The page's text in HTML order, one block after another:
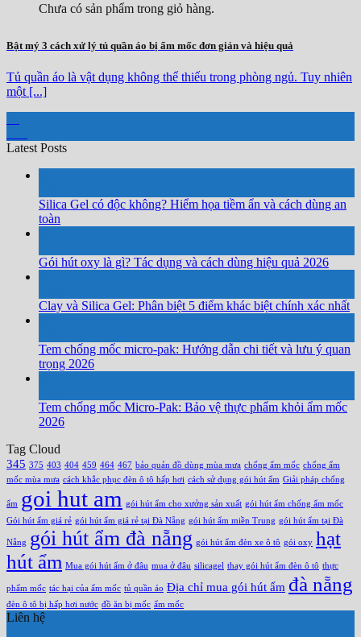
Chưa có sản phẩm trong giỏ hàng.
Bật mý 3 cách xử lý tủ quần áo bị ẩm mốc đơn giản và hiệu quả
Tủ quần áo là vật dụng không thể thiếu trong phòng ngủ. Tuy nhiên
một [...]
Latest Posts
Silica Gel có độc không? Hiểm họa tiềm ẩn và cách dùng an
toàn
Gói hút oxy là gì? Tác dụng và cách dùng hiệu quả 2026
Clay và Silica Gel: Phân biệt 5 điểm khác biệt chính xác nhất
Tem chống mốc micro-pak: Hướng dẫn chi tiết và lưu ý quan
trọng 2026
Tem chống mốc Micro-Pak: Bảo vệ thực phẩm khỏi ẩm mốc
2026
Tag Cloud
345 375 403 404 459 464 467 bảo quản đồ dùng mùa mưa chống ẩm mốc chống ẩm
mốc mùa mưa cách khắc phục đèn ô tô hấp hơi cách sử dụng gói hút ẩm Giải pháp chống
ẩm goi hut am gói hút ẩm cho xưởng sản xuất gói hút ẩm chống ẩm mốc
Gói hút ẩm giá rẻ gói hút ẩm giá rẻ tại Đà Nẵng gói hút ẩm miền Trung gói hút ẩm tại Đà
Nẵng gói hút ẩm đà nẵng gói hút ẩm đèn xe ô tô gói oxy hạt
hút ẩm Mua gói hút ẩm ở đâu mua ở đâu silicagel thay gói hút ẩm đèn ô tô thực
phẩm mốc tác hại của ẩm mốc tủ quần áo Địa chỉ mua gói hút ẩm đà nẵng
đèn ô tô bị hấp hơi nước đồ ăn bị mốc ẩm mốc
Liên hệ